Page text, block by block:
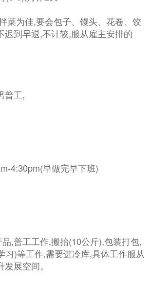
菜为佳,要会包子、馒头、花卷、饺
迟到早退,不计较,服从雇主安排的
普工,
4:30pm(早做完早下班)
,普工工作,搬抬(10公斤),包装打包,
习)等工作,需要进冷库,具体工作服从
展空间。